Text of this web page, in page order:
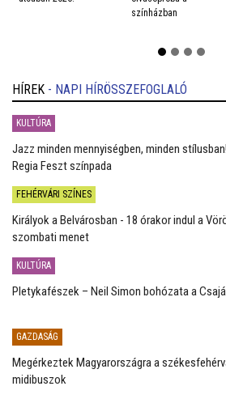
színházban
HÍREK - NAPI HÍRÖSSZEFOGLALÓ
KULTÚRA
Jazz minden mennyiségben, minden
Regia Feszt színpada
FEHÉRVÁRI SZÍNES
Királyok a Belvárosban - 18 órakor indul a
szombati menet
KULTÚRA
Pletykafészek – Neil Simon bohózata a
GAZDASÁG
Megérkeztek Magyarországra a
midibuszok